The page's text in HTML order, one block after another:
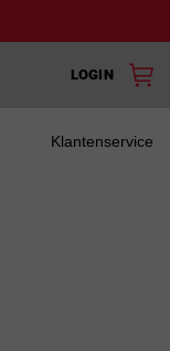
LOGIN
Klantenservice